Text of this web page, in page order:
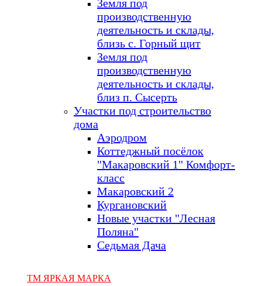
Земля под
производственную
деятельность и склады,
близь с. Горный щит
Земля под
производственную
деятельность и склады,
близ п. Сысерть
Участки под строительство
дома
Аэродром
Коттеджный посёлок
"Макаровский 1" Комфорт-
класс
Макаровский 2
Кургановский
Новые участки "Лесная
Поляна"
Седьмая Дача
ТМ ЯРКАЯ МАРКА